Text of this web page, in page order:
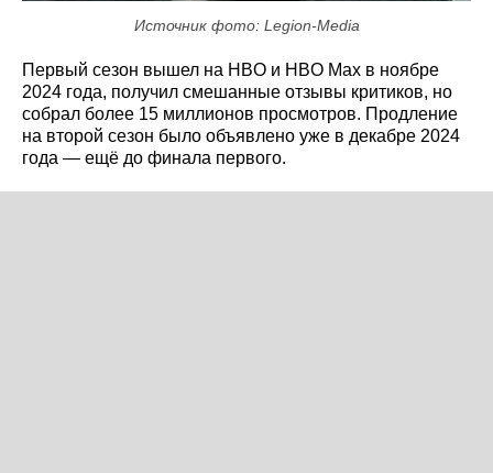
Источник фото: Legion-Media
Первый сезон вышел на HBO и HBO Max в ноябре
2024 года, получил смешанные отзывы критиков, но
собрал более 15 миллионов просмотров. Продление
на второй сезон было объявлено уже в декабре 2024
года — ещё до финала первого.